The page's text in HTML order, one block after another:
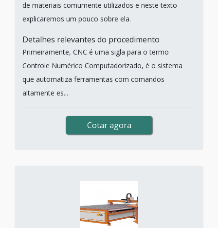
de materiais comumente utilizados e neste texto
explicaremos um pouco sobre ela.
Detalhes relevantes do procedimento
Primeiramente, CNC é uma sigla para o termo
Controle Numérico Computadorizado, é o sistema
que automatiza ferramentas com comandos
altamente es...
Cotar agora